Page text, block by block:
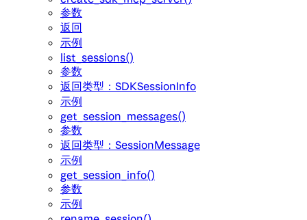
参数
返回
示例
list_sessions()
参数
返回类型：SDKSessionInfo
示例
get_session_messages()
参数
返回类型：SessionMessage
示例
get_session_info()
参数
示例